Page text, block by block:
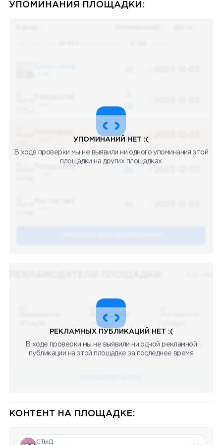
УПОМИНАНИЯ ПЛОЩАДКИ:
48
48
УПОМИНАНИЙ НЕТ :(
В ходе проверки мы не выявили ни одного упоминания этой
площадки на других площадках
08.05.2023
Научный
08.05.2023
Научный
08.05.2023
Научный
РЕКЛАМНЫХ ПУБЛИКАЦИЙ НЕТ :(
В ходе проверки мы не выявили ни одной рекламной
публикации на этой площадке за последнее время
КОНТЕНТ НА ПЛОЩАДКЕ:
СТЫД